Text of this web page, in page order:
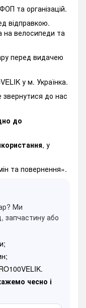
та організацій.
відправкою.
на велосипеди та
перед видачею
у м. Українка.
до нас
до
, у
та повернення».
Ми
запчастину або
чесно і